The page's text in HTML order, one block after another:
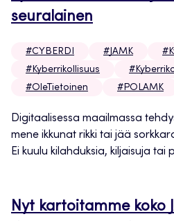
seuralainen
#CYBERDI #JAMK
#Kyberrikollisuus
#OleTietoinen
#POLAMK
Digitaalisessa maailmassa
mene ikkunat rikki tai jää
Ei kuulu kilahduksia, kiljaisuja tai
Nyt kartoitamme koko